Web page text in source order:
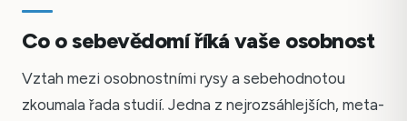
Co o sebevědomí říká vaše osobnost
Vztah mezi osobnostními rysy a sebehodnotou
zkoumala řada studií. Jedna z nejrozsáhlejších, meta-